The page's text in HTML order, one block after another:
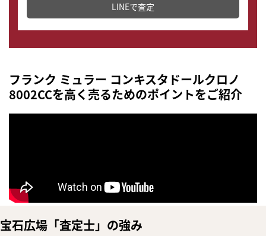
LINEで査定
フランク ミュラー コンキスタドールクロノ
8002CCを高く売るためのポイントをご紹介
宝石広場「査定士」の強み